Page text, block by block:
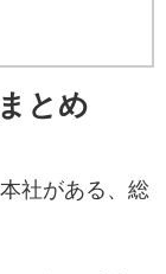
とめ
社がある、総